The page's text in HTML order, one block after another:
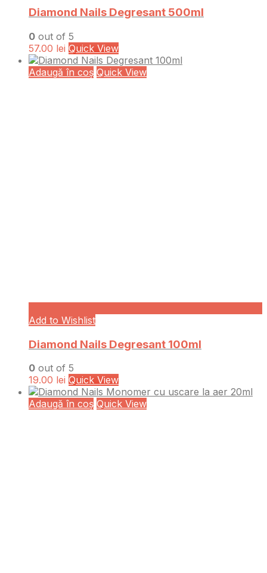
Diamond Nails Degresant 500ml
0 out of 5
57.00 lei Quick View
Adaugă în coș Quick View
Add to Wishlist
Diamond Nails Degresant 100ml
0 out of 5
19.00 lei Quick View
Adaugă în coș Quick View